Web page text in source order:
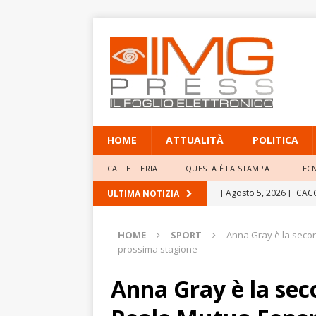
HOME ATTUALITÀ POLITICA
CAFFETTERIA QUESTA È LA STAMPA
ULTIMA NOTIZIA [ Agosto 5, 2026 ]
[ Agosto 5, 2026 ]
[ Agosto 5, 2026 ]
figlia Gaia alla sinistra
HOME SPORT
Anna Gray è la
prossima stagione
Anna Gray è la